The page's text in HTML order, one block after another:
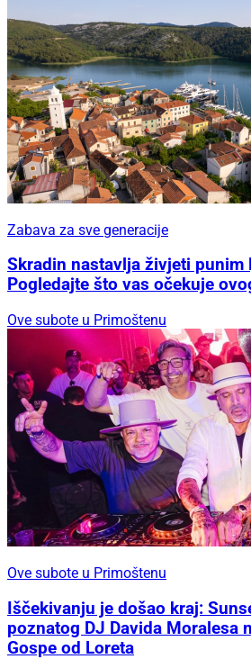
Zabava za sve generacije
Skradin nastavlja živjeti punim
Pogledajte što vas očekuje
Ove subote u Primoštenu
Ove subote u Primoštenu
Iščekivanju je došao kraj:
poznatog DJ Davida Moralesa
Gospe od Loreta